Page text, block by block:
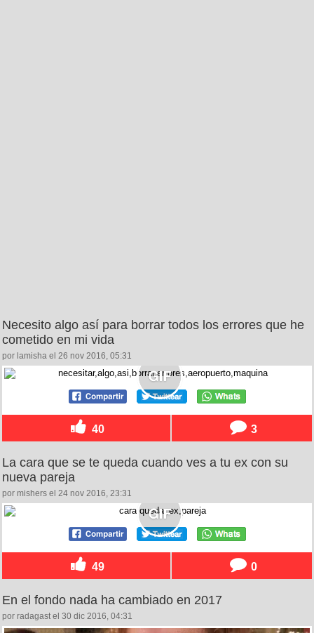
Necesito algo así para borrar todos los errores que he
cometido en mi vida
por lamisha el 26 nov 2016, 05:31
40 3
La cara que se te queda cuando ves a tu ex con su
nueva pareja
por mishers el 24 nov 2016, 23:31
49 0
En el fondo nada ha cambiado en 2017
por radagast el 30 dic 2016, 04:31